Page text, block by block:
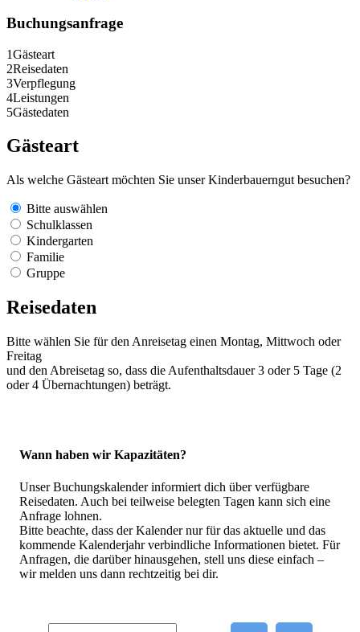
Buchungsanfrage
1Gästeart
2Reisedaten
3Verpflegung
4Leistungen
5Gästedaten
Gästeart
Als welche Gästeart möchten Sie unser Kinderbauerngut besuchen?
Bitte auswählen
Schulklassen
Kindergarten
Familie
Gruppe
Reisedaten
Bitte wählen Sie für den Anreisetag einen Montag, Mittwoch oder
Freitag
und den Abreisetag so, dass die Aufenthaltsdauer 3 oder 5 Tage (2
oder 4 Übernachtungen) beträgt.
Wann haben wir Kapazitäten?
Unser Buchungskalender informiert dich über verfügbare
Reisedaten. Auch bei teilweise belegten Tagen kann sich eine
Anfrage lohnen.
Bitte beachte, dass der Kalender nur für das aktuelle und das
kommende Kalenderjahr verbindliche Informationen bietet. Für
Anfragen, die darüber hinausgehen, stell uns diese einfach –
wir melden uns dann rechtzeitig bei dir.